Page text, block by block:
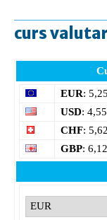
curs valutar
EUR:
USD:
CHF:
GBP: